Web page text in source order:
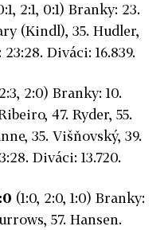
2:1, 0:1) Branky: 23.
(Kindl), 35. Hudler,
Diváci: 16.839.
2:0) Branky: 10.
47. Ryder, 55.
35. Višňovský, 39.
Diváci: 13.720.
(1:0, 2:0, 1:0) Branky:
57. Hansen.